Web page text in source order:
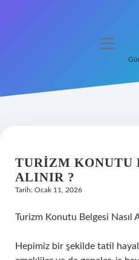
Hakkımızda
menüyü
TURIZM KONUTU
ALINIR ?
Tarih: Ocak 11, 2026
Turizm Konutu Belgesi Nasıl
Hepimiz bir şekilde tatil